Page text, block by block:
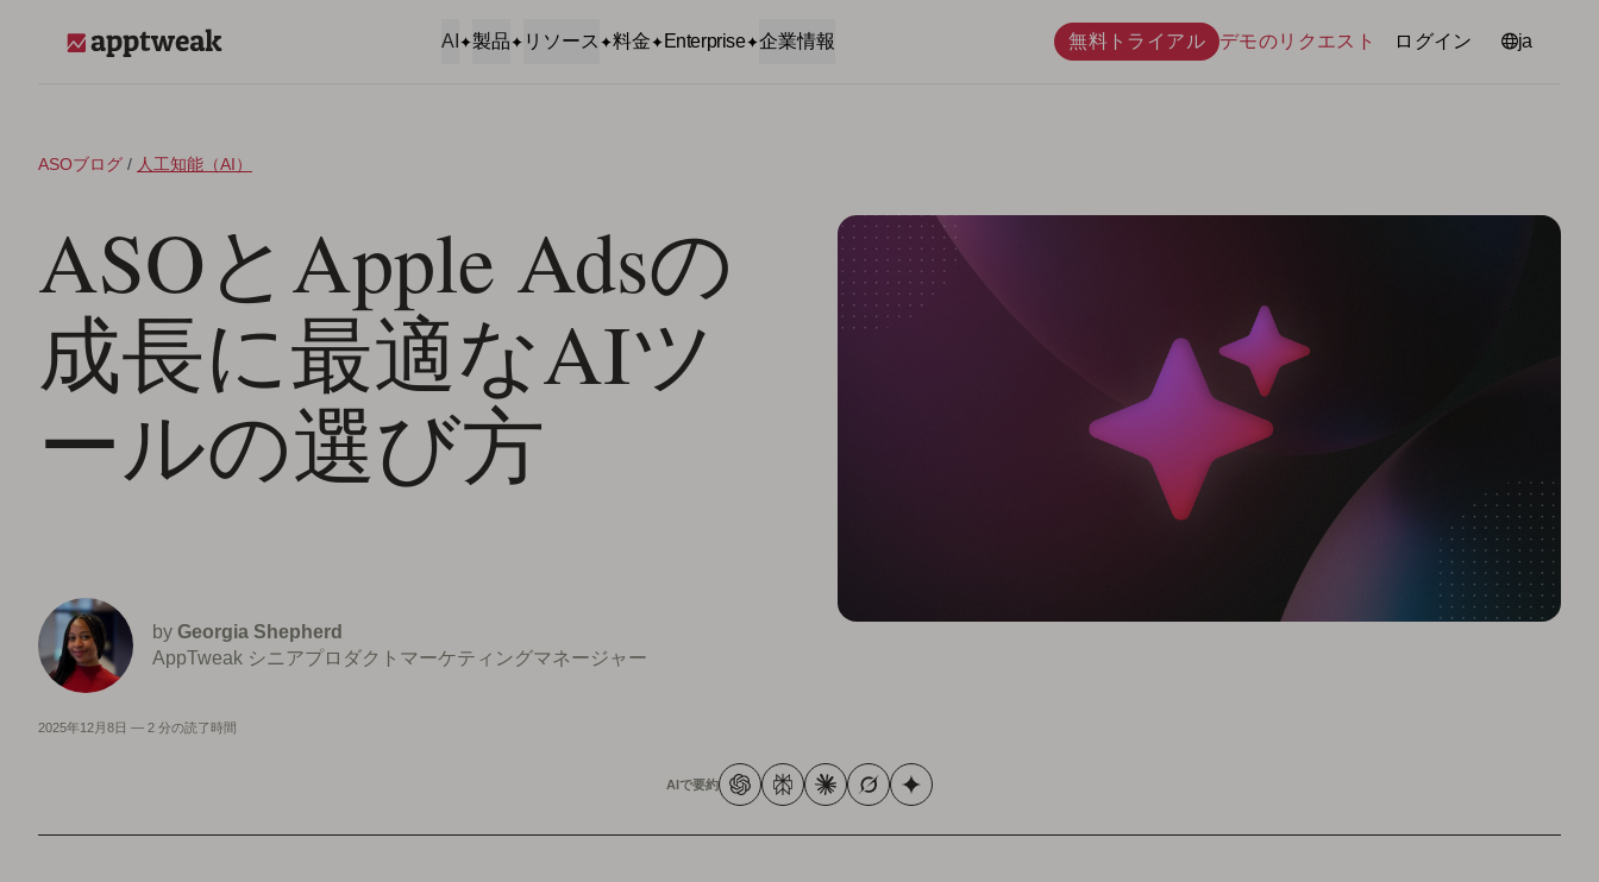
AI 製品 リソース 料金 Enterprise 企業情報 無料トライアル デモのリクエスト ログイン 言語
ja
ASOブログ / 人工知能（AI）
ASOとApple Adsの
成長に最適なAIツ
ールの選び方
by Georgia Shepherd
AppTweak シニアプロダクトマーケティングマネージャー
2025年12月8日 — 2 分の読了時間
AIで要約